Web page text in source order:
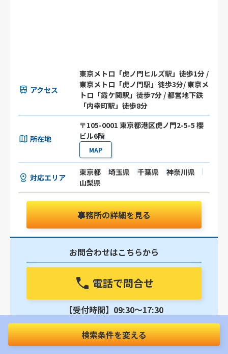
アクセス
東京メトロ「虎ノ門ヒルズ駅」徒歩1分 /
東京メトロ「虎ノ門駅」徒歩3分/ 東京メ
トロ「霞ケ関駅」徒歩7分 / 都営地下鉄
「内幸町駅」徒歩8分
所在地
〒105-0001 東京都港区虎ノ門2-5-5 櫻
ビル6階
MAP
対応エリア
東京都 埼玉県 千葉県
神奈川県
山梨県
事務所の詳細を見る
お問合わせはこちらから
電話で問合せ
【受付時間】09:30〜17:30
24時間いつでも受付中
メールで問合せ
検索条件を変える